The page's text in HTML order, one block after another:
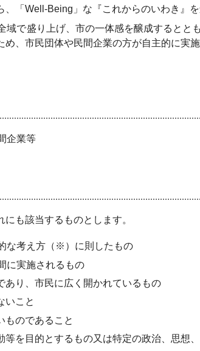
「Well-Being」な『これからのいわき』
で盛り上げ、市の一体感を醸成するとと
め、市民団体や民間企業の方が自主的に
企業等
も該当するものとします。
な考え方（※）に則したもの
に実施されるもの
あり、市民に広く開かれているもの
いこと
ものであること
等を目的とするもの又は特定の政治、思想